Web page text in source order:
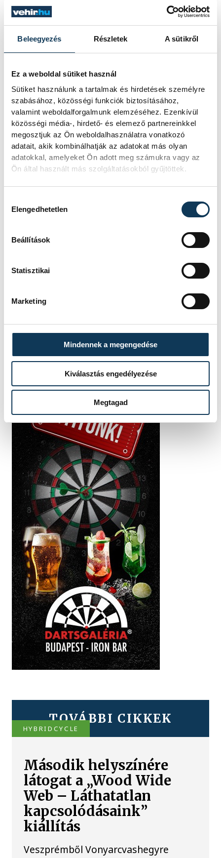
Beleegyezés Részletek A sütikről
Ez a weboldal sütiket használ
Sütiket használunk a tartalmak és hirdetések személyre
szabásához, közösségi funkciók biztosításához,
valamint weboldalforgalmunk elemzéséhez. Ezenkívül
közösségi média-, hirdető- és elemező partnereinkkel
megosztjuk az Ön weboldalhasználatra vonatkozó
adatait, akik kombinálhatják az adatokat más olyan
adatokkal, amelyeket Ön adott meg számukra vagy az
Ön által használt más szolgáltatásokból gyűjtöttek.
Elengedhetetlen
Beállítások
Statisztikai
Marketing
Mindennek a megengedése
Kiválasztás engedélyezése
Megtagad
biodiverzitás sérülékenységére.
A kiállítás további helyszínekre látogat a téli
időszakban is, többek között Révfülöpre és
Balatonfüredre. További információért
kövessétek aHybridCycleoldalát! A
programok a Veszprém-Balaton 2023
Európa Kulturális Fővárosa program
támogatásával jöttek létre.
kultúra
fenntarthatóság
Kovács
TOVÁBBI CIKKEK
HYBRIDCYCLE
Második helyszínére
látogat a „Wood Wide
Web – Láthatatlan
kapcsolódásaink”
kiállítás
Veszprémből Vonyarcvashegyre